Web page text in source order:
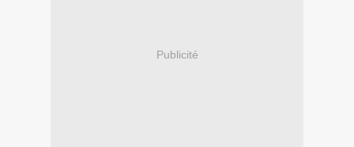
Publicité